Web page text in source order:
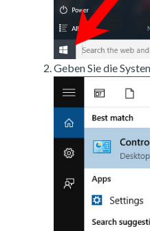
Geben Sie die